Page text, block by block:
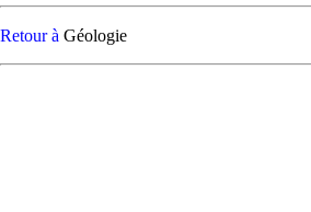
Retour à Géologie